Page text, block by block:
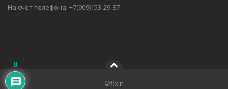
На счет телефона: +7(909)153-29-87
©fixin
8